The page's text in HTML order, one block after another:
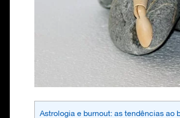
Astrologia e burnout: as tendências ao